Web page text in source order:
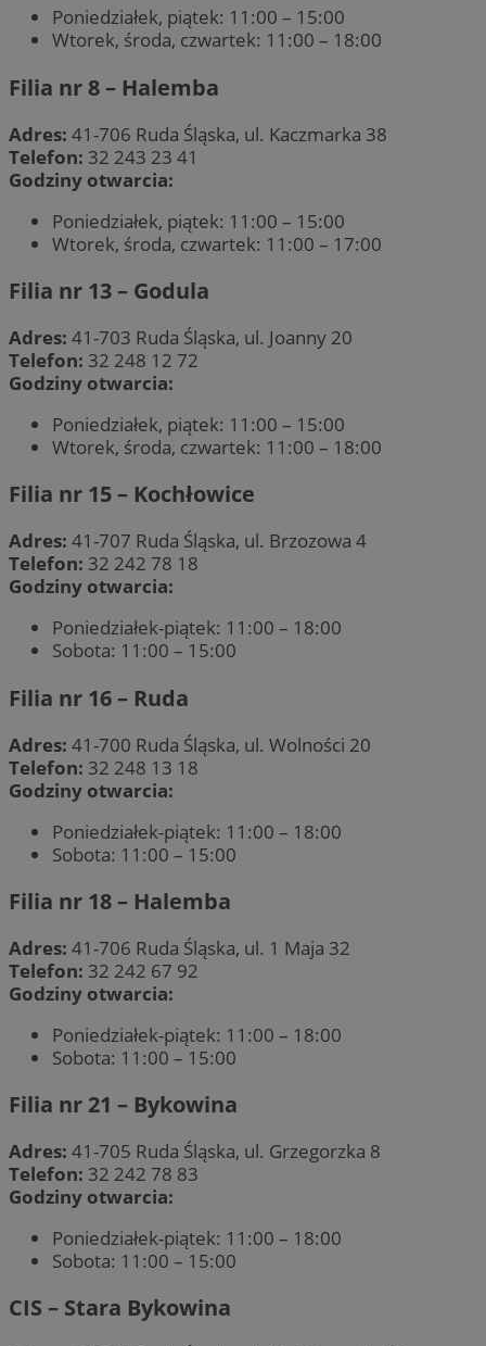
Poniedziałek, piątek: 11:00 – 15:00
Wtorek, środa, czwartek: 11:00 – 18:00
Filia nr 8 – Halemba
Adres: 41-706 Ruda Śląska, ul. Kaczmarka 38
Telefon: 32 243 23 41
Godziny otwarcia:
Poniedziałek, piątek: 11:00 – 15:00
Wtorek, środa, czwartek: 11:00 – 17:00
Filia nr 13 – Godula
Adres: 41-703 Ruda Śląska, ul. Joanny 20
Telefon: 32 248 12 72
Godziny otwarcia:
Poniedziałek, piątek: 11:00 – 15:00
Wtorek, środa, czwartek: 11:00 – 18:00
Filia nr 15 – Kochłowice
Adres: 41-707 Ruda Śląska, ul. Brzozowa 4
Telefon: 32 242 78 18
Godziny otwarcia:
Poniedziałek-piątek: 11:00 – 18:00
Sobota: 11:00 – 15:00
Filia nr 16 – Ruda
Adres: 41-700 Ruda Śląska, ul. Wolności 20
Telefon: 32 248 13 18
Godziny otwarcia:
Poniedziałek-piątek: 11:00 – 18:00
Sobota: 11:00 – 15:00
Filia nr 18 – Halemba
Adres: 41-706 Ruda Śląska, ul. 1 Maja 32
Telefon: 32 242 67 92
Godziny otwarcia:
Poniedziałek-piątek: 11:00 – 18:00
Sobota: 11:00 – 15:00
Filia nr 21 – Bykowina
Adres: 41-705 Ruda Śląska, ul. Grzegorzka 8
Telefon: 32 242 78 83
Godziny otwarcia:
Poniedziałek-piątek: 11:00 – 18:00
Sobota: 11:00 – 15:00
CIS – Stara Bykowina